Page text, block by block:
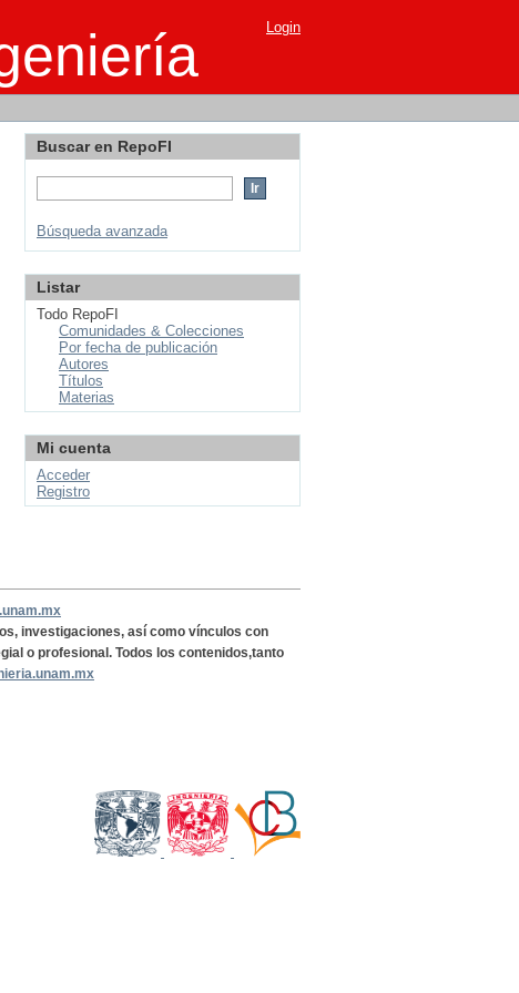
Login
Buscar en RepoFI
Búsqueda avanzada
Listar
Todo RepoFI
Comunidades & Colecciones
Por fecha de publicación
Autores
Títulos
Materias
Mi cuenta
Acceder
Registro
investigaciones, así como vínculos con
o profesional. Todos los contenidos,tanto